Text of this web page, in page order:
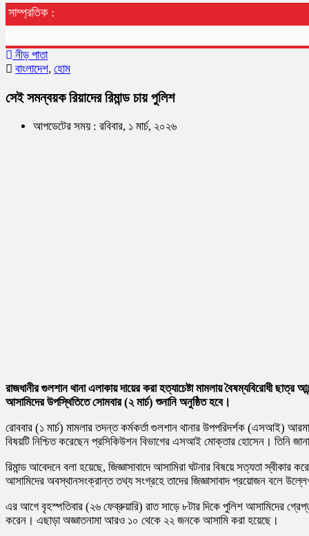
সাম্প্রতিক :
নীড় পাতা
বাংলাদেশ, হোম
সেই সমন্বয়ক রিয়াদের রিমান্ড চায় পুলিশ
আপডেটের সময় : রবিবার, ১ মার্চ, ২০২৬
রাজধানীরগুলশান থানাএলাকায় দায়ের করা হত্যাচেষ্টা মামলায় বৈষম্যবিরোধী
আসামিদের উপস্থিতিতে সোমবার (২ মার্চ) শুনানি অনুষ্ঠিত হবে।
রোববার (১ মার্চ) মামলার তদন্ত কর্মকর্তা গুলশান থানার উপপরিদর্শক (এসআই)
বিষয়টি নিশ্চিত করেছেন প্রসিকিউশন বিভাগের এসআই মোক্তার হোসেন। তিনি
রিমান্ড আবেদনে বলা হয়েছে, জিজ্ঞাসাবাদে আসামিরা ঘটনার বিষয়ে সত্যতা
আসামিদের অবস্থানসংক্রান্ত তথ্য সংগ্রহে তাদের জিজ্ঞাসাবাদ প্রয়োজন বলে
এর আগে বৃহস্পতিবার (২৬ ফেব্রুয়ারি) রাত সাড়ে ৮টার দিকে পুলিশ আসামিদের
করেন। এছাড়া অজ্ঞাতনামা আরও ১০ থেকে ২২ জনকে আসামি করা হয়েছে।